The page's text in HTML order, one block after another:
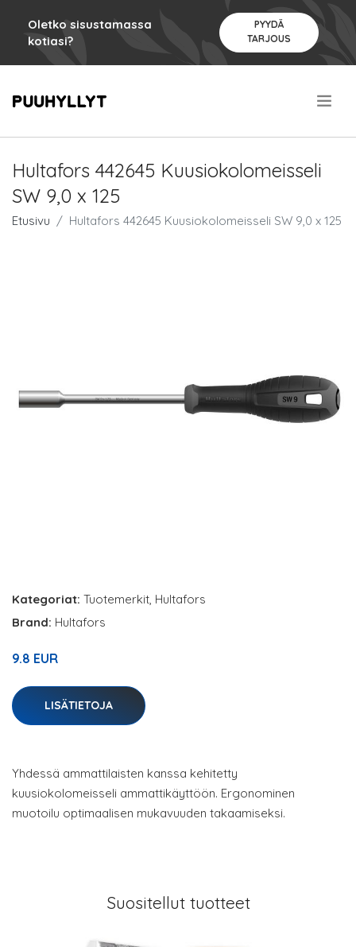
Oletko sisustamassa
kotiasi?
PYYDÄ
TARJOUS
Hultafors 442645 Kuusiokolomeisseli
SW 9,0 x 125
Etusivu Hultafors 442645 Kuusiokolomeisseli SW 9,0 x 125
Kategoriat: Tuotemerkit, Hultafors
Brand: Hultafors
9.8 EUR
LISÄTIETOJA
Yhdessä ammattilaisten kanssa kehitetty
kuusiokolomeisseli ammattikäyttöön. Ergonominen
muotoilu optimaalisen mukavuuden takaamiseksi.
Suositellut tuotteet